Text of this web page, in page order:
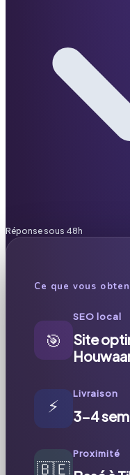
Réponse sous 48h
Ce que vous
🎯
SEO local
Site
⚡
Livraison
3-4
🇧🇪
Proximité